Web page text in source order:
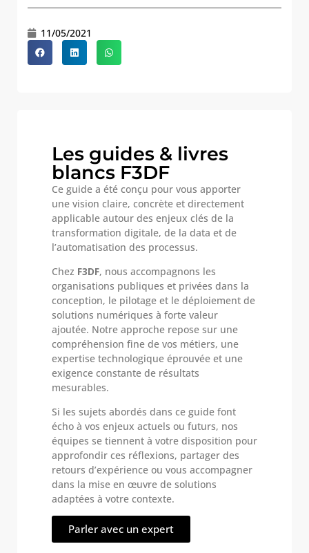
11/05/2021
Les guides & livres
blancs F3DF
Ce guide a été conçu pour vous apporter
une vision claire, concrète et directement
applicable autour des enjeux clés de la
transformation digitale, de la data et de
l’automatisation des processus.
Chez F3DF, nous accompagnons les
organisations publiques et privées dans la
conception, le pilotage et le déploiement de
solutions numériques à forte valeur
ajoutée. Notre approche repose sur une
compréhension fine de vos métiers, une
expertise technologique éprouvée et une
exigence constante de résultats
mesurables.
Si les sujets abordés dans ce guide font
écho à vos enjeux actuels ou futurs, nos
équipes se tiennent à votre disposition pour
approfondir ces réflexions, partager des
retours d’expérience ou vous accompagner
dans la mise en œuvre de solutions
adaptées à votre contexte.
Parler avec un expert